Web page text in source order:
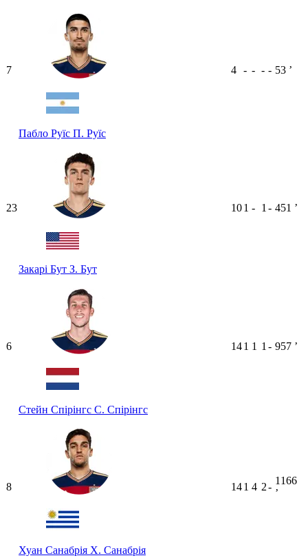
7
Пабло Руїс П. Руїс
4 - - - - 53 ʼ
23
Закарі Бут З. Бут
101 - 1 - 451 ʼ
6
Стейн Спірінгс С. Спірінгс
141 1 1 - 957 ʼ
8
Хуан Санабрія Х. Санабрія
141 4 2-
1166
ʼ